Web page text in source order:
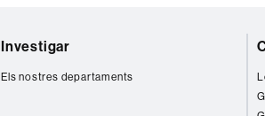
Investigar
Els nostres departaments